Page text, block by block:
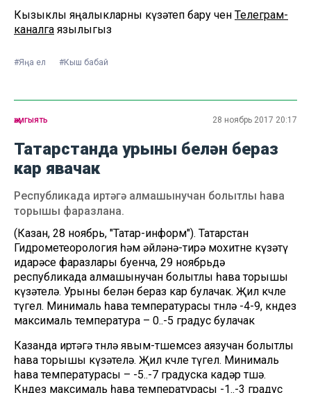
Кызыклы яңалыкларны күзәтеп бару өчен Телеграм-
каналга язылыгыз
#Яңа ел #Кыш бабай
җәмгыять 28 ноябрь 2017 20:17
Татарстанда урыны белән бераз
кар явачак
Республикада иртәгә алмашынучан болытлы һава
торышы фаразлана.
(Казан, 28 ноябрь, "Татар-информ"). Татарстан
Гидрометеорология һәм әйләнә-тирә мохитне күзәтү
идарәсе фаразлары буенча, 29 ноябрьдә
республикада алмашынучан болытлы һава торышы
күзәтелә. Урыны белән бераз кар булачак. Җил көчле
түгел. Минималь һава температурасы төнлә -4-9, көндез
максималь температура – 0..-5 градус булачак
Казанда иртәгә төнлә явым-төшемсез аязучан болытлы
һава торышы күзәтелә. Җил көчле түгел. Минималь
һава температурасы – -5..-7 градуска кадәр төшә.
Көндез максималь һава температурасы -1..-3 градус